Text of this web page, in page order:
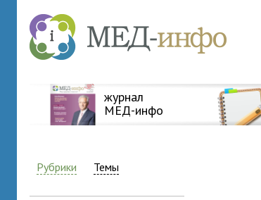
журнал
МЕД-инфо
Рубрики Темы